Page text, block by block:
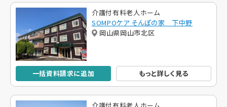
介護付有料老人ホーム
SOMPOケア そんぽの家 下中野
岡山県岡山市北区
一括資料請求に追加 もっと詳しく見る
介護付有料老人ホーム